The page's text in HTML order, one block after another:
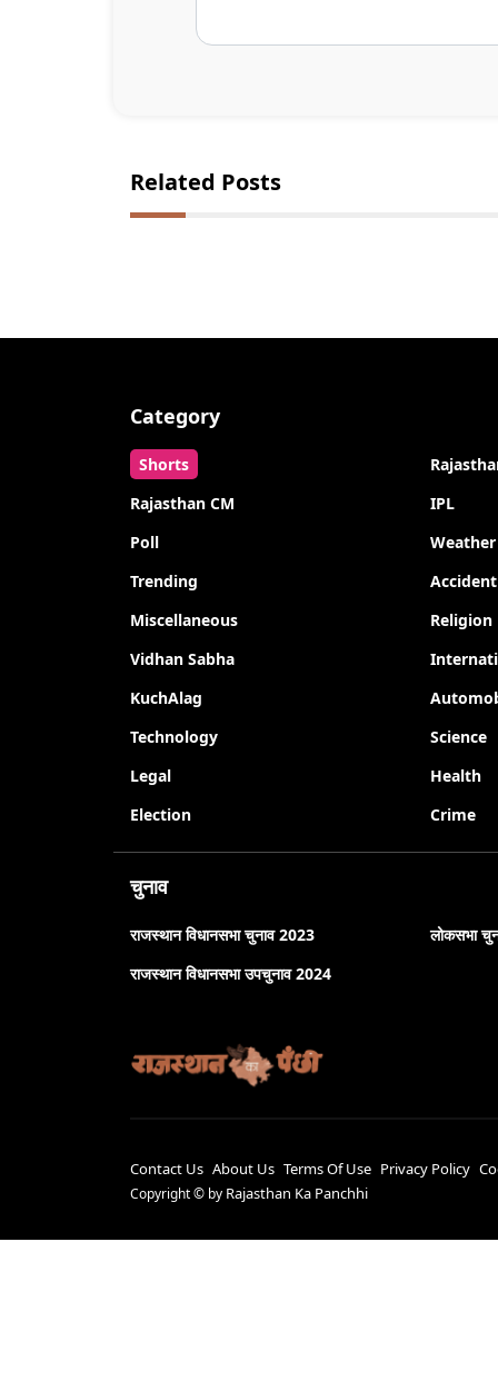
Related Posts
Category
Shorts
Rajasthan CM
IPL
Poll
Weather
Trending
Accident
Miscellaneous
Religion
Vidhan Sabha
KuchAlag
Technology
Science
Legal
Health
Election
Crime
चुनाव
राजस्थान विधानसभा चुनाव 2023
लोकसभा
राजस्थान विधानसभा उपचुनाव 2024
Contact Us About Us Terms Of Use Privacy Policy
Copyright © by Rajasthan Ka Panchhi